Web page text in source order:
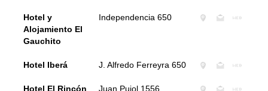
Hotel y
Alojamiento El
Gauchito
Independencia 650
Hotel Iberá J. Alfredo Ferreyra 650
Hotel El Rincón Juan Pujol 1556